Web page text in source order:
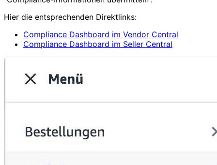
Hier die entsprechenden Direktlinks:
Compliance Dashboard im Vendor Central
Compliance Dashboard im Seller Central